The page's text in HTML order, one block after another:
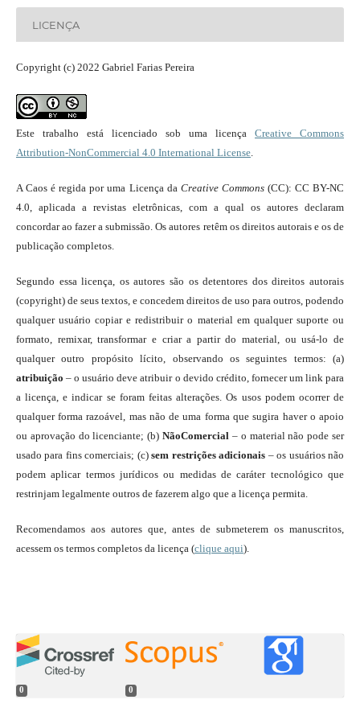
LICENÇA
Copyright (c) 2022 Gabriel Farias Pereira
Este trabalho está licenciado sob uma licençaCreative Commons
Attribution-NonCommercial 4.0 International License.
A Caos é regida por uma Licença da Creative Commons(CC): CC BY-NC
4.0, aplicada a revistas eletrônicas, com a qual os autores declaram
concordar ao fazer a submissão. Os autores retêm os direitos autorais e os de
publicação completos.
Segundo essa licença, os autores são os detentores dos direitos autorais
(copyright) de seus textos, e concedem direitos de uso para outros, podendo
qualquer usuário copiar e redistribuir o material em qualquer suporte ou
formato, remixar, transformar e criar a partir do material, ou usá-lo de
qualquer outro propósito lícito, observando os seguintes termos: (a)
atribuição – o usuário deve atribuir o devido crédito, fornecer um link para
a licença, e indicar se foram feitas alterações. Os usos podem ocorrer de
qualquer forma razoável, mas não de uma forma que sugira haver o apoio
ou aprovação do licenciante; (b)NãoComercial – o material não pode ser
usado para fins comerciais; (c)sem restrições adicionais – os usuários não
podem aplicar termos jurídicos ou medidas de caráter tecnológico que
restrinjam legalmente outros de fazerem algo que a licença permita.
Recomendamos aos autores que, antes de submeterem os manuscritos,
acessem os termos completos da licença (clique aqui).
0 0